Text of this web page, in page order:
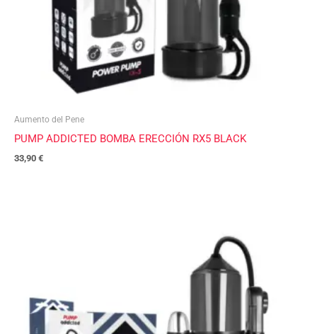
Aumento del Pene
PUMP ADDICTED BOMBA ERECCIÓN RX5 BLACK
33,90 €